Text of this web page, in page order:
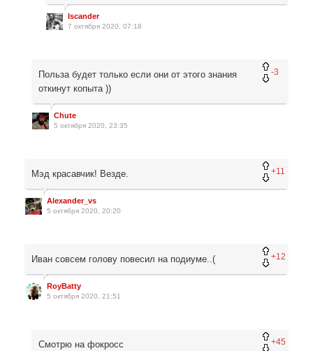
Iscander
7 октября 2020, 07:18
-3
Польза будет только если они от этого знания
откинут копыта ))
Chute
5 октября 2020, 23:35
+11
Мэд красавчик! Везде.
Alexander_vs
5 октября 2020, 20:20
+12
Иван совсем голову повесил на подиуме..(
RoyBatty
5 октября 2020, 21:51
+45
Смотрю на фокросс